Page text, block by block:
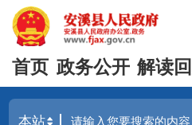
首页 政务公开 解读